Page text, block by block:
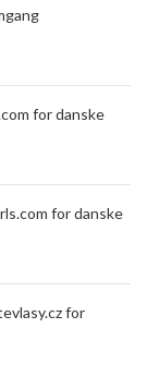
for danske
for danske
for